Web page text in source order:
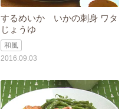
するめいか いかの刺身 ワタ
じょうゆ
和風
2016.09.03